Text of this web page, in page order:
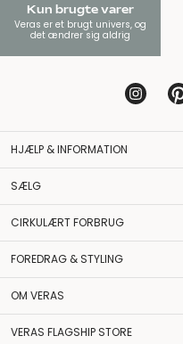
Kun brugte varer
Veras er et brugt univers, og
det ændrer sig aldrig
HJÆLP & INFORMATION
SÆLG
CIRKULÆRT FORBRUG
FOREDRAG & STYLING
OM VERAS
VERAS FLAGSHIP STORE